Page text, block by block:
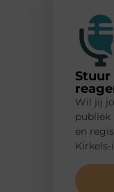
Stuur
Wil jij
publiek
en